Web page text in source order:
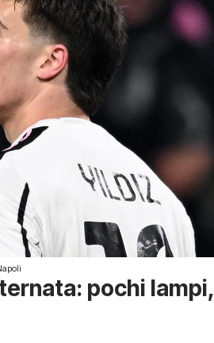
pochi lampi,